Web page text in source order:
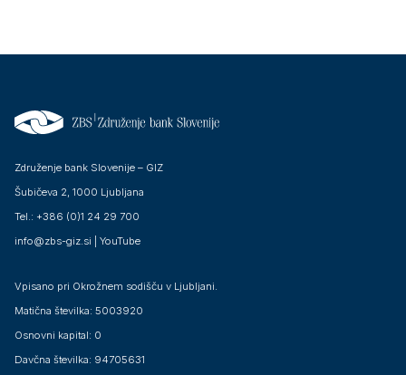
Združenje bank Slovenije – GIZ
Šubičeva 2, 1000 Ljubljana
Tel.: +386 (0)1 24 29 700
info@zbs-giz.si
YouTube
Vpisano pri Okrožnem sodišču v Ljubljani.
Matična številka: 5003920
Osnovni kapital: 0
Davčna številka: 94705631